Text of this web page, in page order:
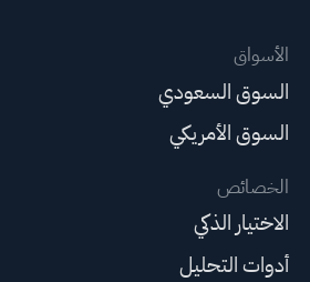
الأسواق
السوق السعودي
السوق الأمريكي
الخصائص
الاختيار الذكي
أدوات التحليل